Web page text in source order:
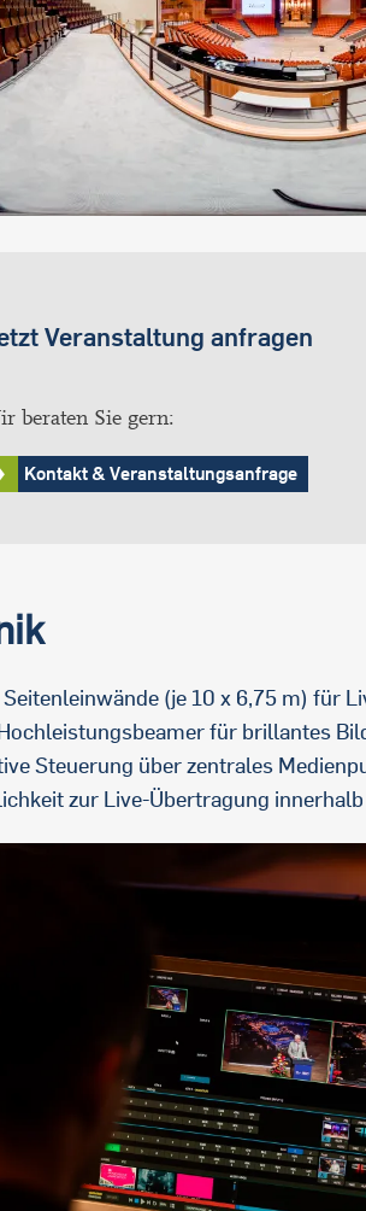
Veranstaltung anfragen
beraten Sie gern:
Kontakt & Veranstaltungsanfrage
(je 10 x 6,75 m) für
für brillantes
Steuerung über zentrales
zur Live-Übertragung